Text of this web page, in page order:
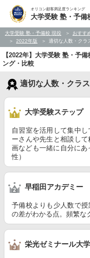
オリコン顧客満足度ランキング
大学受験 塾・予備
大学受験 塾・予備校 現役
おすす
2022年版
適切な人数・クラ
【2022年】大学受験 塾・予
ング・比較
適切な人数・クラ
大学受験ステップ
自習室を活用して集中
ーさんや先生と相談し
画なども一緒に自分に
性）
早稲田アカデミー
予備校よりも少人数で
の差がわかる点。頻繁な
栄光ゼミナール大